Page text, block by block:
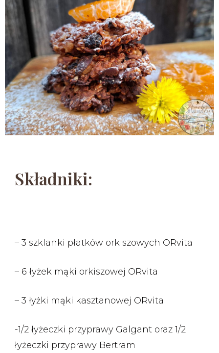
Składniki:
– 3 szklanki płatków orkiszowych ORvita
– 6 łyżek mąki orkiszowej ORvita
– 3 łyżki mąki kasztanowej ORvita
-1/2 łyżeczki przyprawy Galgant oraz 1/2
łyżeczki przyprawy Bertram